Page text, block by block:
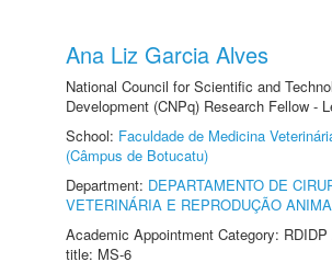
Ana Liz Garcia Alves
National Council for Scientific and
Development (CNPq) Research Fellow -
School: Faculdade de Medicina
(Câmpus de Botucatu)
Department: DEPARTAMENTO DE
VETERINÁRIA E REPRODUÇÃO
Academic Appointment Category:
title: MS-6